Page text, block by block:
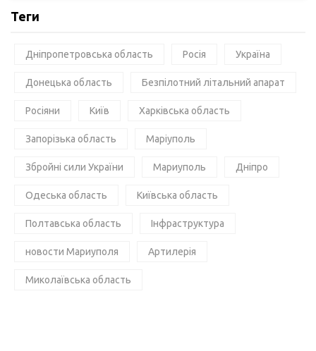
Теги
Дніпропетровська область Росія Україна
Донецька область Безпілотний літальний апарат
Росіяни Київ Харківська область
Запорізька область Маріуполь
Збройні сили України Мариуполь Дніпро
Одеська область Київська область
Полтавська область Інфраструктура
новости Мариуполя Артилерія
Миколаївська область